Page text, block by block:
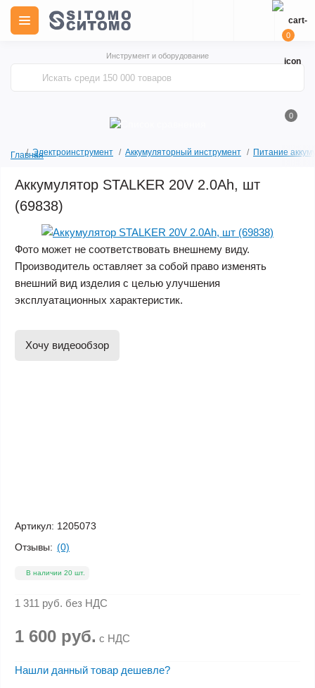
Инструмент и оборудование
0
0
ГлавнаяЭлектроинструмент Аккумуляторный инструмент Питание
Аккумулятор STALKER 20V 2.0Ah, шт
(69838)
Фото может не соответствовать внешнему виду.
Производитель оставляет за собой право изменять
внешний вид изделия с целью улучшения
эксплуатационных характеристик.
Хочу видеообзор
Артикул: 1205073
Отзывы: (0)
В наличии 20 шт.
1 311 руб. без НДС
1 600 руб. с НДС
Нашли данный товар дешевле?